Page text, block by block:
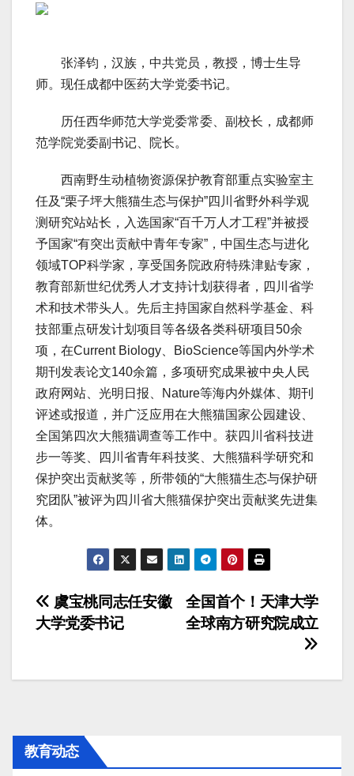
张泽钧，汉族，中共党员，教授，博士生导
师。现任成都中医药大学党委书记。
历任西华师范大学党委常委、副校长，成都师
范学院党委副书记、院长。
西南野生动植物资源保护教育部重点实验室主
任及“栗子坪大熊猫生态与保护”四川省野外科学观
测研究站站长，入选国家“百千万人才工程”并被授
予国家“有突出贡献中青年专家”，中国生态与进化
领域TOP科学家，享受国务院政府特殊津贴专家，
教育部新世纪优秀人才支持计划获得者，四川省学
术和技术带头人。先后主持国家自然科学基金、科
技部重点研发计划项目等各级各类科研项目50余
项，在Current Biology、BioScience等国内外学术
期刊发表论文140余篇，多项研究成果被中央人民
政府网站、光明日报、Nature等海内外媒体、期刊
评述或报道，并广泛应用在大熊猫国家公园建设、
全国第四次大熊猫调查等工作中。获四川省科技进
步一等奖、四川省青年科技奖、大熊猫科学研究和
保护突出贡献奖等，所带领的“大熊猫生态与保护研
究团队”被评为四川省大熊猫保护突出贡献奖先进集
体。
文
章
导
全国首个！天津大学
全球南方研究院成立
虞宝桃同志任安徽
大学党委书记
教育动态